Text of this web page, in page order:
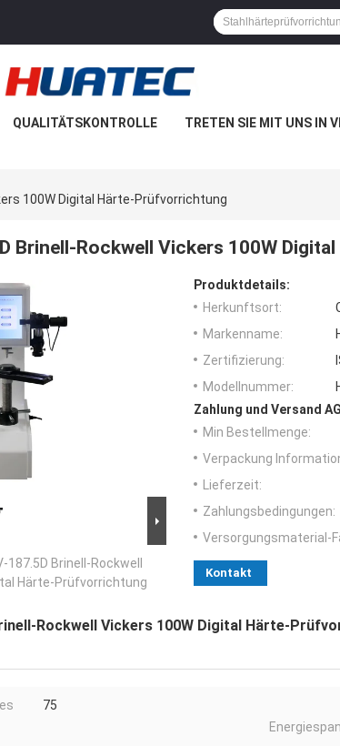
QUALITÄTSKONTROLLE TRETEN SIE MIT UNS IN
100W Digital Härte-Prüfvorrichtung
Brinell-Rockwell Vickers 100W
187.5D Brinell-Rockwell
Härte-Prüfvorrichtung
Produktdetails:
Herkunftsort:
Markenname:
Zertifizierung:
Modellnummer:
Zahlung und Versand
Min Bestellmenge:
Verpackung
Lieferzeit:
Zahlungsbedingungen:
Versorgungsmaterial-
Kontakt
Rockwell Vickers 100W Digital Härte-
75